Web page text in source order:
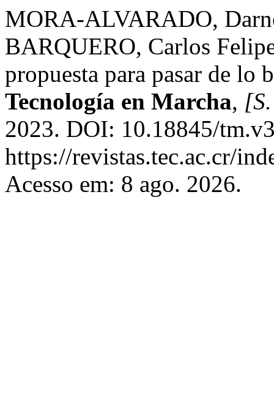
MORA-ALVARADO,
BARQUERO, Carlos
propuesta para pasar de lo
Tecnología en Marcha,
2023. DOI: 10.18845/
https://revistas.tec.ac.cr/
Acesso em: 8 ago. 2026.